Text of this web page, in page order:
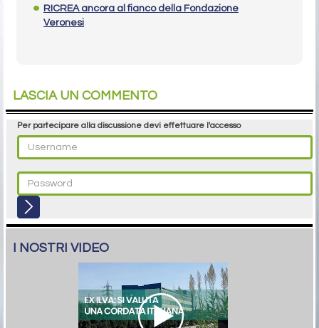
RICREA ancora al fianco della Fondazione
Veronesi
LASCIA UN COMMENTO
Per partecipare alla discussione devi effettuare l'accesso
I NOSTRI VIDEO